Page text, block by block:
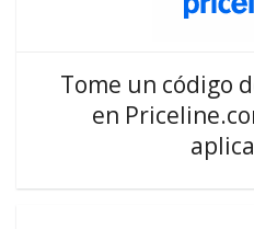
Tome un código
en